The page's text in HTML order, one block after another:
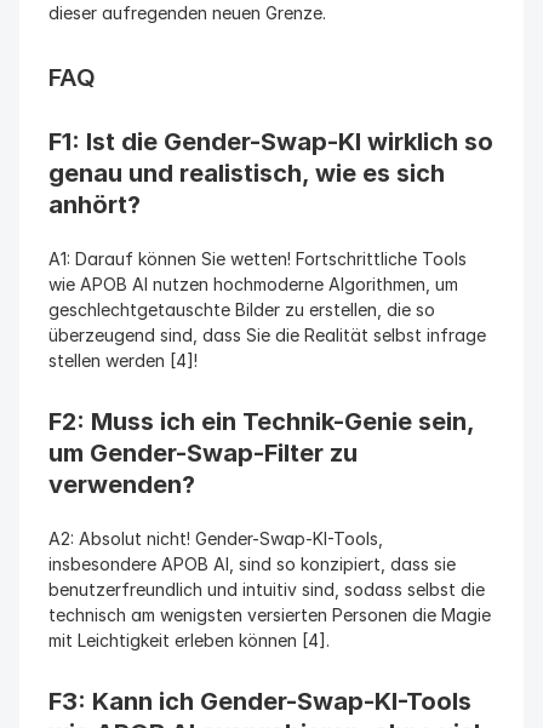
dieser aufregenden neuen Grenze.
FAQ
F1: Ist die Gender-Swap-KI wirklich so
genau und realistisch, wie es sich
anhört?
A1: Darauf können Sie wetten! Fortschrittliche Tools
wie APOB AI nutzen hochmoderne Algorithmen, um
geschlechtgetauschte Bilder zu erstellen, die so
überzeugend sind, dass Sie die Realität selbst infrage
stellen werden [4]!
F2: Muss ich ein Technik-Genie sein,
um Gender-Swap-Filter zu
verwenden?
A2: Absolut nicht! Gender-Swap-KI-Tools,
insbesondere APOB AI, sind so konzipiert, dass sie
benutzerfreundlich und intuitiv sind, sodass selbst die
technisch am wenigsten versierten Personen die Magie
mit Leichtigkeit erleben können [4].
F3: Kann ich Gender-Swap-KI-Tools